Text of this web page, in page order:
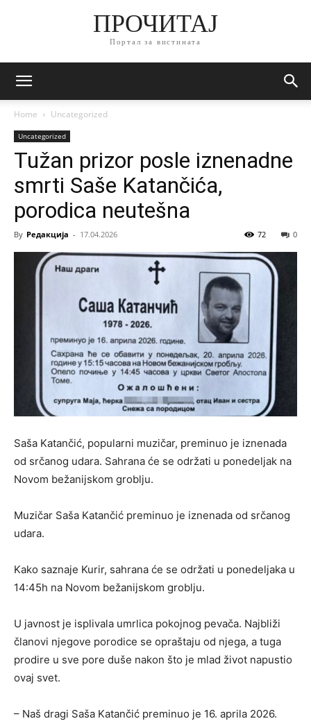
ПРОЧИТАЈ
Портал за вистината
Home Uncategorized
Uncategorized
Tužan prizor posle iznenadne
smrti Saše Katančića,
porodica neutešna
By Редакција - 17.04.2026 0
72
Saša Katančić, popularni muzičar, preminuo je iznenada
od srčanog udara. Sahrana će se održati u ponedeljak na
Novom bežanijskom groblju.
Muzičar Saša Katančić preminuo je iznenada od srčanog
udara.
Kako saznaje Kurir, sahrana će se održati u ponedeljaka u
14:45h na Novom bežanijskom groblju.
U javnost je isplivala umrlica pokojnog pevača. Najbliži
članovi njegove porodice se opraštaju od njega, a tuga
prodire u sve pore duše nakon što je mlad život napustio
ovaj svet.
– Naš dragi Saša Katančić preminuo je 16. aprila 2026.